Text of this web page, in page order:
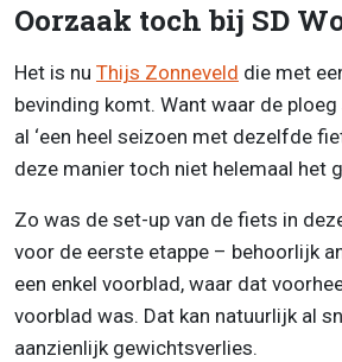
Oorzaak toch bij SD
Het is nu Thijs Zonneveld die met
bevinding komt. Want waar de
al ‘een heel seizoen met dezelfde
deze manier toch niet helemaal het
Zo was de set-up van de fiets in
voor de eerste etappe – behoorlijk
een enkel voorblad, waar dat
voorblad was. Dat kan natuurlijk al
aanzienlijk gewichtsverlies.